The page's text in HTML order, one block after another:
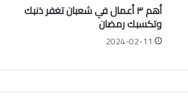
أهم ٣ أعمال في شعبان تغفر ذنبك
وتكسبك رمضان
2024-02-11